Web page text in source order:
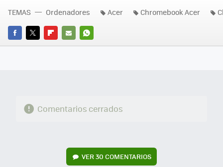
FACEBOOK
TWITTERFLIPBOARD
E-
WHATSAPP
TEMAS Ordenadores Acer Chromebook Acer
Comentarios cerrados
VER30 COMENTARIOS